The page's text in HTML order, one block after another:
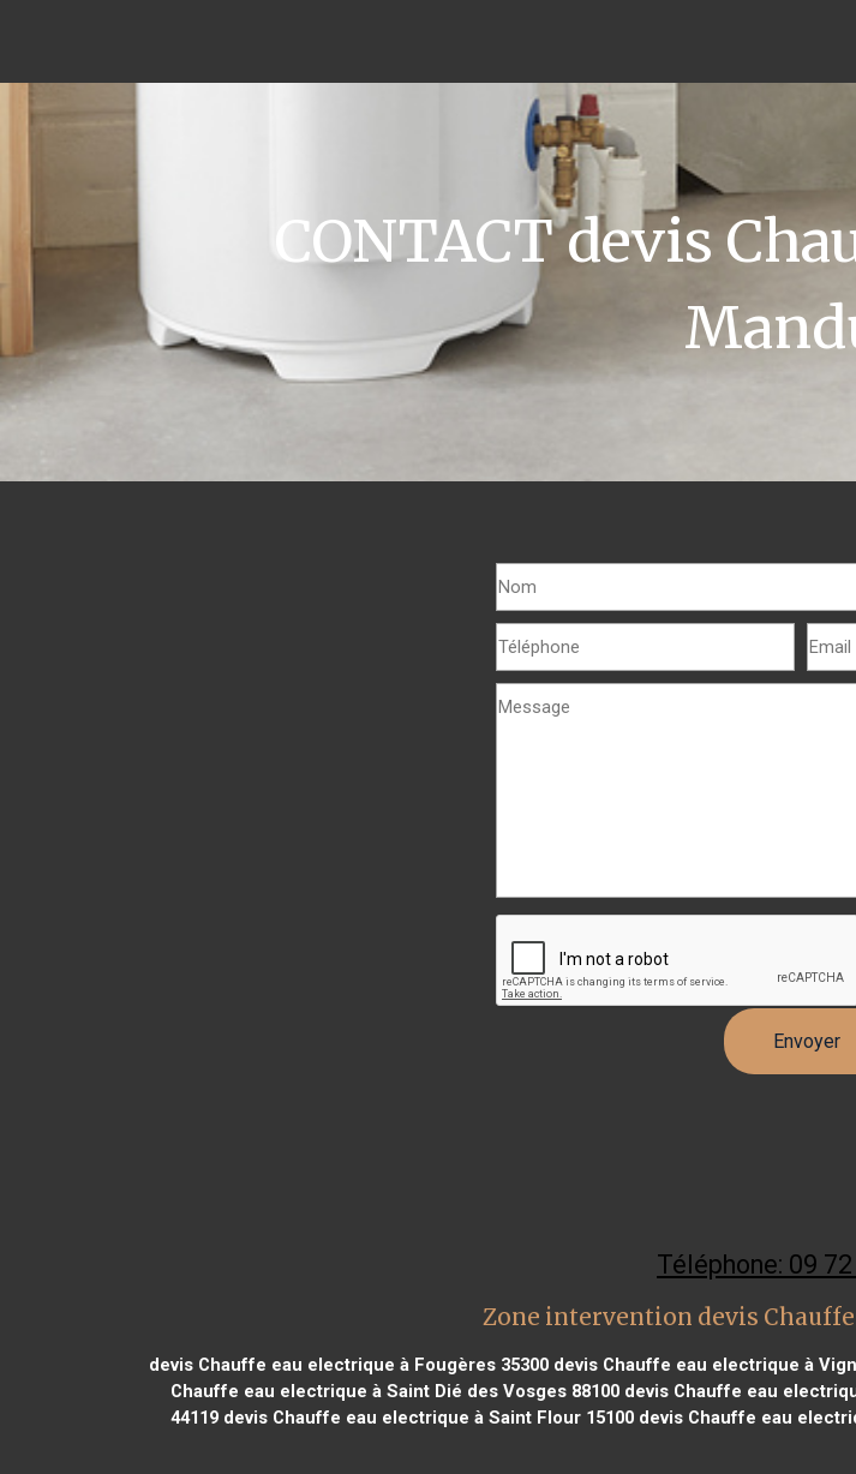
CONTACT devis
Téléphone: 09
Zone intervention devis
devis Chauffe eau electrique à Fougères 35300devis Chauffe eau electrique à
Chauffe eau electrique à Saint Dié des Vosges 88100devis Chauffe eau
44119 devis Chauffe eau electrique à Saint Flour 15100 devis Chauffe eau